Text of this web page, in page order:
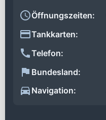
Öffnungszeiten:
Tankkarten:
Telefon:
Bundesland:
Navigation: